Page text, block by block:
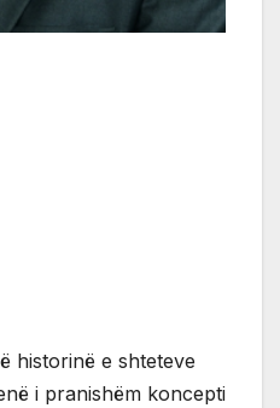
historinë e shteteve
i pranishëm koncepti